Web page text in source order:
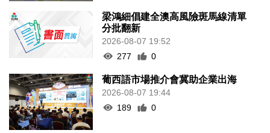
梁鴻細倡建全澳高風險斑馬線清單
分批翻新
2026-08-07 19:52
277
0
葡西語市場推介會冀助企業出海
2026-08-07 19:44
189
0